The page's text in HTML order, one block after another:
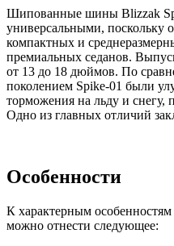
Шипованные шины Blizzak
универсальными, поскольку
компактных и
премиальных седанов.
от 13 до 18 дюймов. По
поколением Spike-01 были
торможения на льду и снегу,
Одно из главных отличий
Особенности
К характерным
можно отнести следующее: